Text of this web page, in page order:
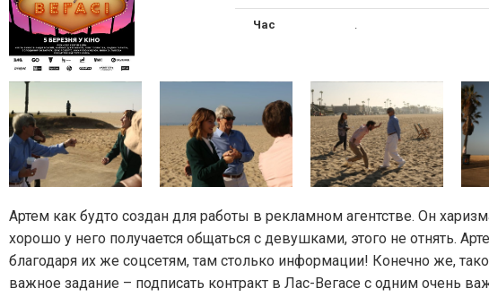
Час
Артем как будто создан для работы в рекламном агентстве. Он
хорошо у него получается общаться с девушками, этого не отнять.
благодаря их же соцсетям, там столько информации! Конечно же,
важное задание – подписать контракт в Лас-Вегасе с одним очень